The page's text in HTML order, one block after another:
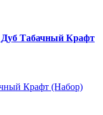
Табачный Крафт